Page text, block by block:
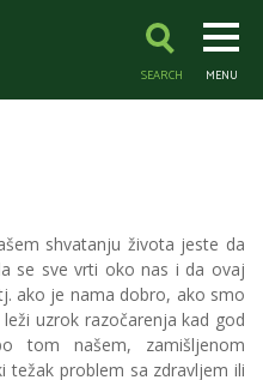
SEARCH MENU
shvatanju života jeste da
se sve vrti oko nas i da ovaj
ako je nama dobro, ako smo
uzrok razočarenja kad god
tom našem, zamišljenom
težak problem sa zdravljem ili